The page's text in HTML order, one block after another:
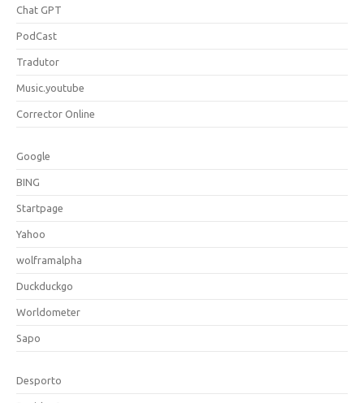
Chat GPT
PodCast
Tradutor
Music.youtube
Corrector Online
Google
BING
Startpage
Yahoo
wolframalpha
Duckduckgo
Worldometer
Sapo
Desporto